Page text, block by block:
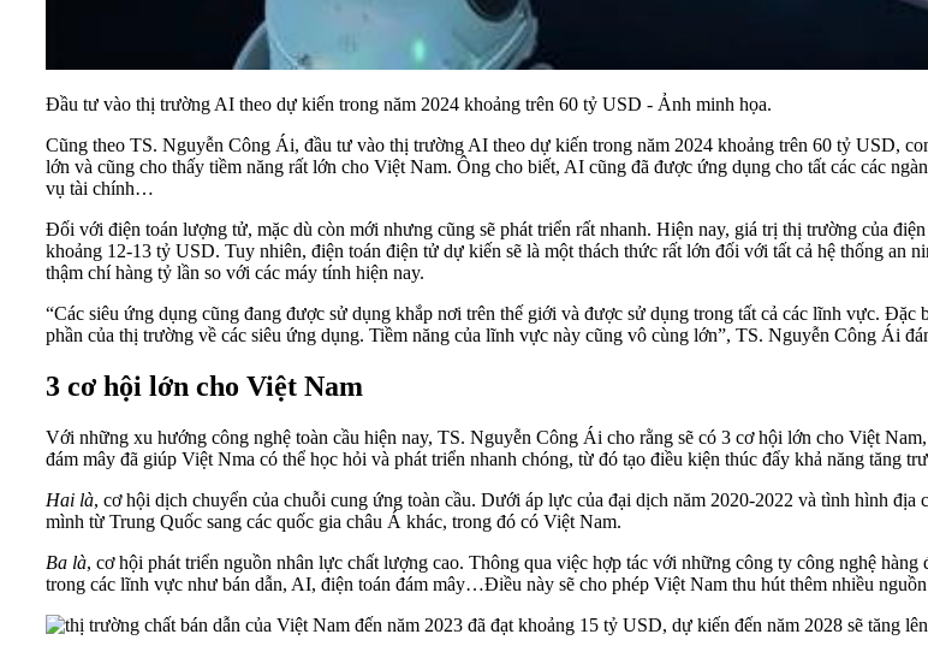
Đầu tư vào thị trường AI theo dự kiến trong năm 2024 khoảng trên 60 tỷ USD - Ảnh minh họa.
Cũng theo TS. Nguyễn Công Ái, đầu tư vào thị trường AI theo dự kiến trong năm 2024 khoảng trên 60 tỷ USD,
lớn và cũng cho thấy tiềm năng rất lớn cho Việt Nam. Ông cho biết, AI cũng đã được ứng dụng cho tất các các
vụ tài chính…
Đối với điện toán lượng tử, mặc dù còn mới nhưng cũng sẽ phát triển rất nhanh. Hiện nay, giá trị thị trường của
khoảng 12-13 tỷ USD. Tuy nhiên, điện toán điện tử dự kiến sẽ là một thách thức rất lớn đối với tất cả hệ thống an
thậm chí hàng tỷ lần so với các máy tính hiện nay.
“Các siêu ứng dụng cũng đang được sử dụng khắp nơi trên thế giới và được sử dụng trong tất cả các lĩnh vực.
phần của thị trường về các siêu ứng dụng. Tiềm năng của lĩnh vực này cũng vô cùng lớn”, TS. Nguyễn Công Ái
3 cơ hội lớn cho Việt Nam
Với những xu hướng công nghệ toàn cầu hiện nay, TS. Nguyễn Công Ái cho rằng sẽ có 3 cơ hội lớn cho Việt
đám mây đã giúp Việt Nma có thể học hỏi và phát triển nhanh chóng, từ đó tạo điều kiện thúc đẩy khả năng tăng
Hai là, cơ hội dịch chuyển của chuỗi cung ứng toàn cầu. Dưới áp lực của đại dịch năm 2020-2022 và tình hình
mình từ Trung Quốc sang các quốc gia châu Á khác, trong đó có Việt Nam.
Ba là, cơ hội phát triển nguồn nhân lực chất lượng cao. Thông qua việc hợp tác với những công ty công nghệ
trong các lĩnh vực như bán dẫn, AI, điện toán đám mây…Điều này sẽ cho phép Việt Nam thu hút thêm nhiều